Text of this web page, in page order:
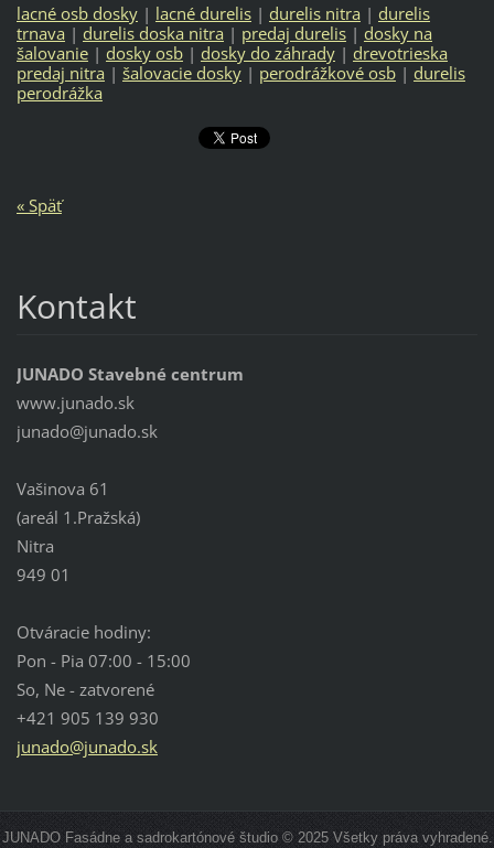
lacné osb dosky | lacné durelis | durelis nitra | durelis
trnava | durelis doska nitra | predaj durelis | dosky na
šalovanie | dosky osb | dosky do záhrady | drevotrieska
predaj nitra | šalovacie dosky | perodrážkové osb | durelis
perodrážka
« Späť
Kontakt
JUNADO Stavebné centrum
www.junado.sk
junado@junado.sk
Vašinova 61
(areál 1.Pražská)
Nitra
949 01
Otváracie hodiny:
Pon - Pia 07:00 - 15:00
So, Ne - zatvorené
+421 905 139 930
junado@junado.sk
JUNADO Fasádne a sadrokartónové študio © 2025 Všetky práva vyhradené.